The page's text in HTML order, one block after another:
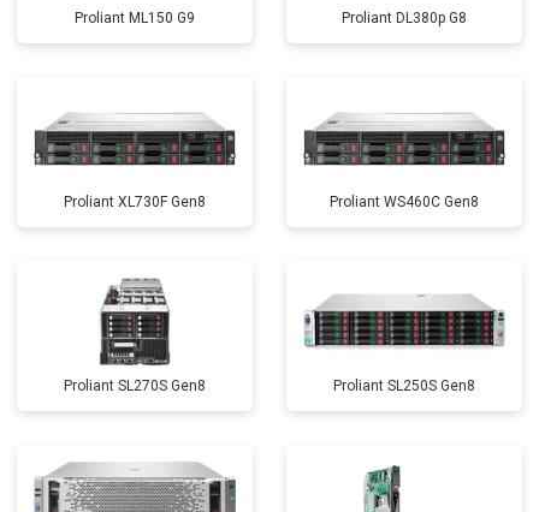
Proliant ML150 G9 Proliant DL380p G8
Proliant XL730F Gen8 Proliant WS460C Gen8
Proliant SL270S Gen8 Proliant SL250S Gen8